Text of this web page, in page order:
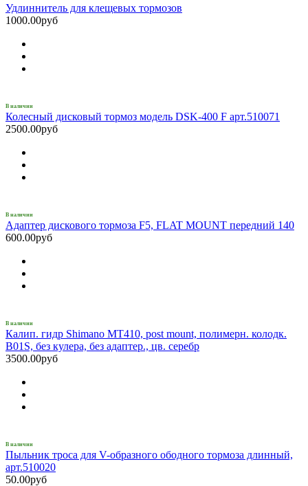
Удлиннитель для клещевых тормозов
1000.00руб
В наличии
Колесный дисковый тормоз модель DSK-400 F арт.510071
2500.00руб
В наличии
Адаптер дискового тормоза F5, FLAT MOUNT передний 140
600.00руб
В наличии
Калип. гидр Shimano MT410, post mount, полимерн. колодк.
B01S, без кулера, без адаптер., цв. серебр
3500.00руб
В наличии
Пыльник троса для V-образного ободного тормоза длинный,
арт.510020
50.00руб